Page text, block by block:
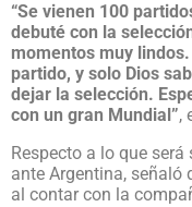
“Se vienen 100
debuté con la
momentos muy
partido, y solo Dios
dejar la selección.
con un gran Mundial”,
Respecto a lo que
ante Argentina, señaló
al contar con la